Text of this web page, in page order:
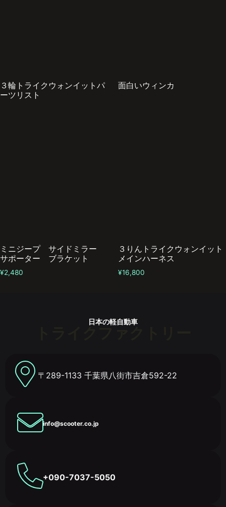
３輪トライクウォンイットパ
ーツリスト
面白いウィンカ
ミニジープ サイドミラー
サポーター ブラケット
¥2,480
３りんトライクウォンイット
メインハーネス
¥16,800
日本の軽自動車
〒289-1133 千葉県八街市吉倉592-22
info@scooter.co.jp
+090-7037-5050